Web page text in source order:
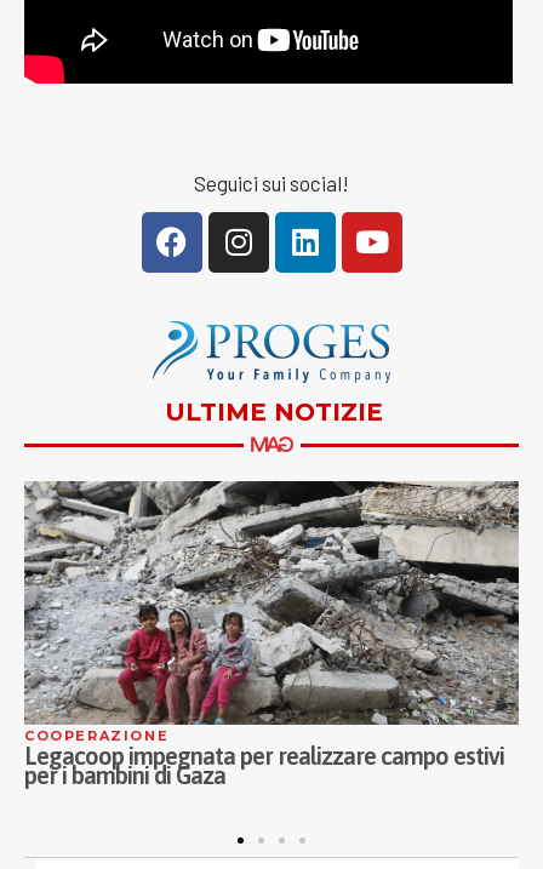
Seguici sui social!
ULTIME NOTIZIE
COOPERAZIONE
Legacoop impegnata per realizzare campo estivi
per i bambini di Gaza